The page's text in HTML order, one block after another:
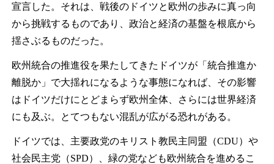
宣言した。それは、戦後のドイツと欧州の歩みに真っ向
から挑戦するものであり、政治と経済の基盤を根底から
揺さぶるものだった。
欧州統合の推進役を果たしてきたドイツが「統合推進か
離脱か」で大揺れになるような事態になれば、その影響
はドイツだけにとどまらず欧州全体、さらには世界経済
にも及ぶ。とてつもない混乱が広がる恐れがある。
ドイツでは、主要政党のキリスト教民主同盟（CDU）や
社会民主党（SPD）、緑の党なども欧州統合を進めるこ